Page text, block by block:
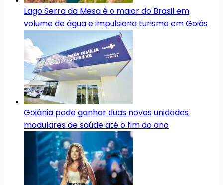
Lago Serra da Mesa é o maior do Brasil em
volume de água e impulsiona turismo em Goiás
Goiânia pode ganhar duas novas unidades
modulares de saúde até o fim do ano